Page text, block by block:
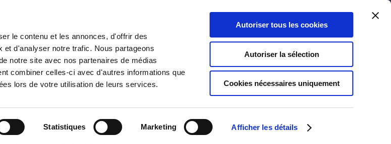
le contenu et les annonces, d'offrir des
d'analyser notre trafic. Nous partageons
notre site avec nos partenaires de médias
combiner celles-ci avec d'autres informations que
lors de votre utilisation de leurs services.
Statistiques Marketing Afficher les détails
Autoriser tous les cookies
Autoriser la sélection
Cookies nécessaires uniquement
0
Panier
0
Ma liste
Connexion
LIBRAIRIE
LA DEMANDE - DÉLAI ACTUEL : 3 À 5 JOURS OUVRÉS ⏱️